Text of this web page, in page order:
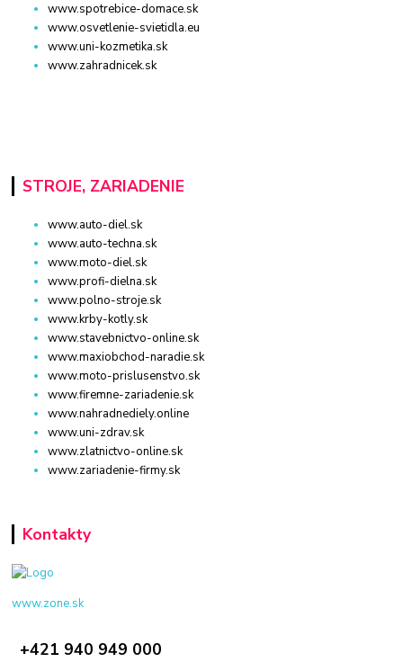
www.spotrebice-domace.sk
www.osvetlenie-svietidla.eu
www.uni-kozmetika.sk
www.zahradnicek.sk
STROJE, ZARIADENIE
www.auto-diel.sk
www.auto-techna.sk
www.moto-diel.sk
www.profi-dielna.sk
www.polno-stroje.sk
www.krby-kotly.sk
www.stavebnictvo-online.sk
www.maxiobchod-naradie.sk
www.moto-prislusenstvo.sk
www.firemne-zariadenie.sk
www.nahradnediely.online
www.uni-zdrav.sk
www.zlatnictvo-online.sk
www.zariadenie-firmy.sk
Kontakty
www.zone.sk
+421 940 949 000